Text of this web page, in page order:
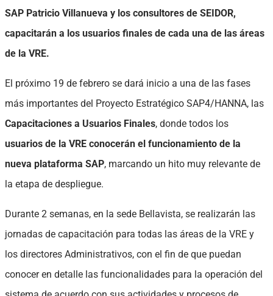
SAP Patricio Villanueva y los consultores de SEIDOR,
capacitarán a los usuarios finales de cada una de las áreas
de la VRE.
El próximo 19 de febrero se dará inicio a una de las fases
más importantes del Proyecto Estratégico SAP4/HANNA, las
Capacitaciones a Usuarios Finales, donde todos los
usuarios de la VRE conocerán el funcionamiento de la
nueva plataforma SAP, marcando un hito muy relevante de
la etapa de despliegue.
Durante 2 semanas, en la sede Bellavista, se realizarán las
jornadas de capacitación para todas las áreas de la VRE y
los directores Administrativos, con el fin de que puedan
conocer en detalle las funcionalidades para la operación del